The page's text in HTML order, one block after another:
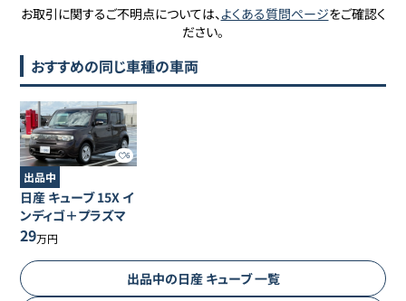
お取引に関するご不明点については、よくある質問ページをご確認く
ださい。
おすすめの同じ車種の車両
6
出品中
日産 キューブ15X イ
ンディゴ＋プラズマ
29万円
出品中の日産 キューブ一覧